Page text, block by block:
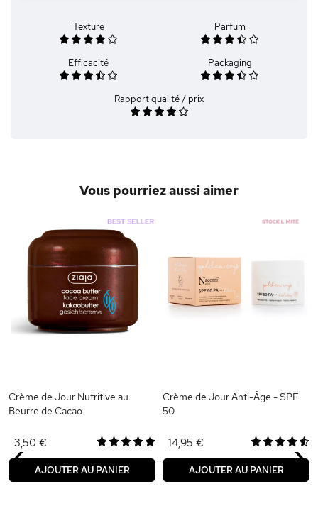
Texture Parfum
Efficacité Packaging
Rapport qualité / prix
Vous pourriez aussi aimer
Crème de Jour Nutritive au
Beurre de Cacao
3,50 €
AJOUTER AU PANIER
Crème de Jour Anti-Âge - SPF
50
14,95 €
AJOUTER AU PANIER
‹ ›